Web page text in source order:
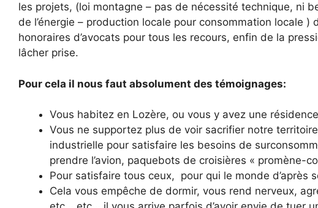
les projets, (loi montagne – pas de nécessité technique, ni
de l’énergie – production locale pour consommation locale
honoraires d’avocats pour tous les recours, enfin de la
lâcher prise.
Pour cela il nous faut absolument des témoignages:
Vous habitez en Lozère, ou vous y avez une
Vous ne supportez plus de voir sacrifier notre
industrielle pour satisfaire les besoins de
prendre l’avion, paquebots de croisières « promène-
Pour satisfaire tous ceux, pour qui le monde d’après
Cela vous empêche de dormir, vous rend nerveux,